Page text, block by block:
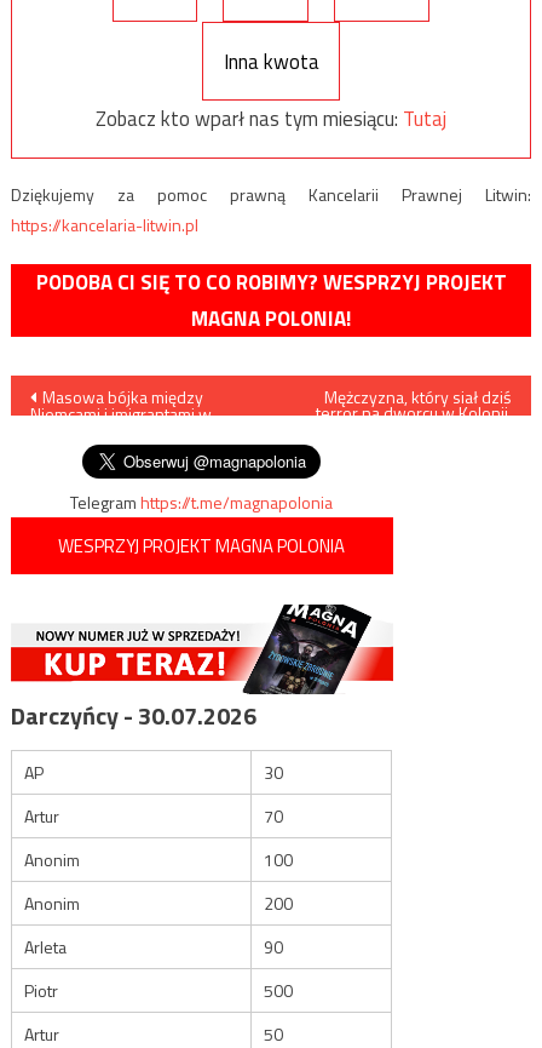
Inna kwota
Zobacz kto wparł nas tym miesiącu: Tutaj
Dziękujemy za pomoc prawną Kancelarii Prawnej Litwin:
https://kancelaria-litwin.pl
PODOBA CI SIĘ TO CO ROBIMY? WESPRZYJ PROJEKT
MAGNA POLONIA!
Nawigacja
wpisu
Masowa bójka między
Niemcami i imigrantami w
Mężczyzna, który siał dziś
terror na dworcu w Kolonii,
Telegramhttps://t.me/magnapolonia
WESPRZYJ PROJEKT MAGNA POLONIA
Darczyńcy - 30.07.2026
AP
30
Artur
70
Anonim
100
Anonim
200
Arleta
90
Piotr
500
Artur
50